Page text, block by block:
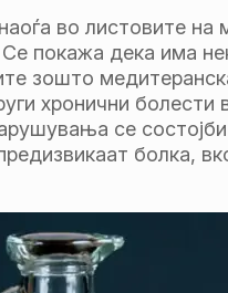
во листовите на
покажа дека има
зошто
хронични болести
се состојби
болка,